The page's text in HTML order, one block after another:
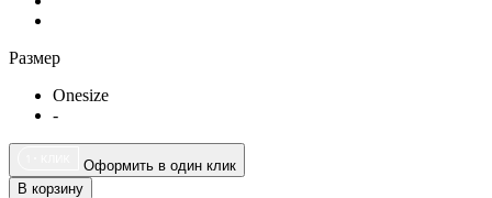
Размер
Onesize
-
Оформить в один клик
В корзину